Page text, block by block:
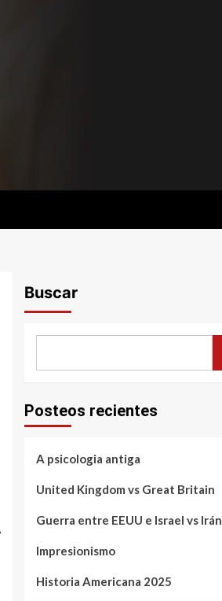
Buscar
Posteos recientes
A psicologia antiga
United Kingdom vs Great Britain
Guerra entre EEUU e Israel vs Irán
Impresionismo
Historia Americana 2025